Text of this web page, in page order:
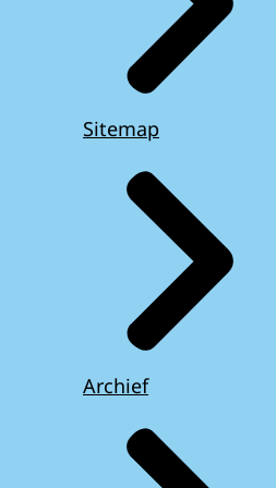
Sitemap
Archief